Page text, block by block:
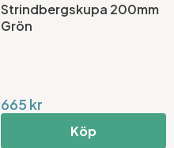
Strindbergskupa 200mm
Grön
665 kr
Köp